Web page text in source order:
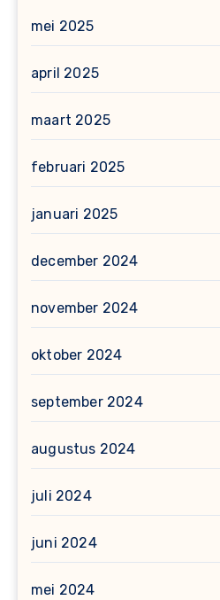
mei 2025
april 2025
maart 2025
februari 2025
januari 2025
december 2024
november 2024
oktober 2024
september 2024
augustus 2024
juli 2024
juni 2024
mei 2024